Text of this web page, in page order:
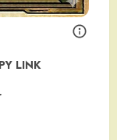
LINK